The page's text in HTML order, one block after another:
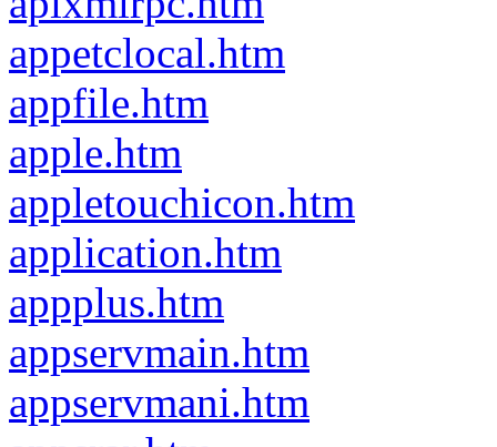
appetclocal.htm
appfile.htm
apple.htm
appletouchicon.htm
application.htm
appplus.htm
appservmain.htm
appservmani.htm